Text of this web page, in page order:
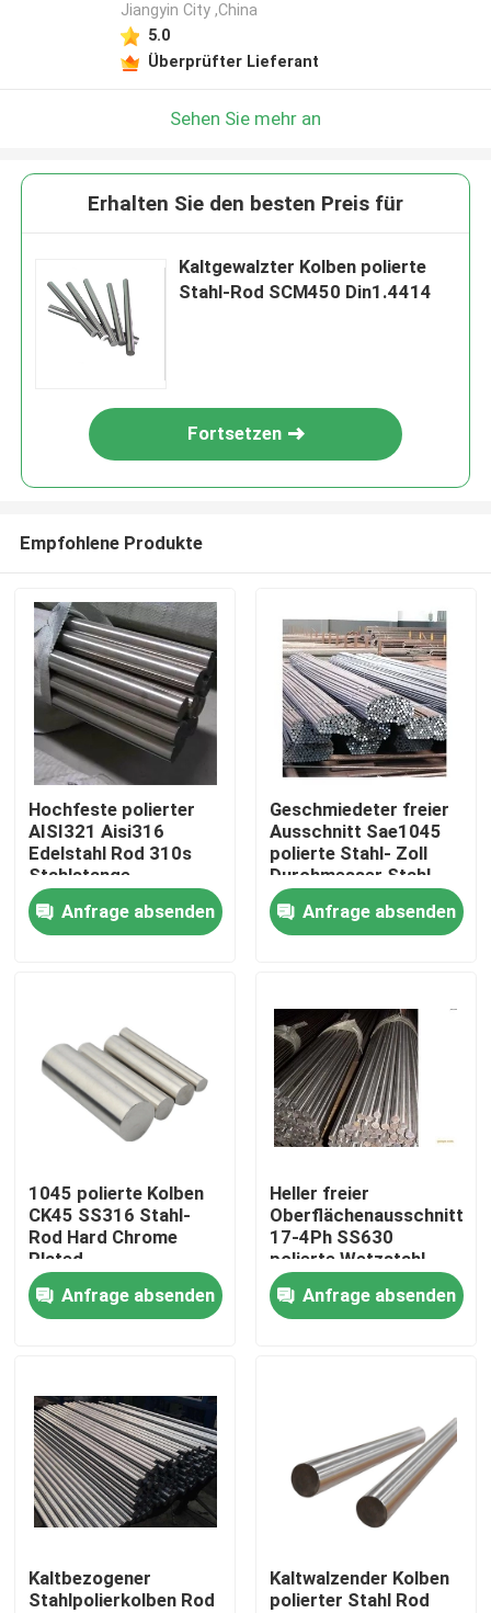
Über uns
Kontakte
Produkte
Geschmiedete Stahlprodukte
Geschmiedete Stahlwellen
Geschmiedete Stahlringe
Geschmiedeter Stahlblock
Geschmiedete Ärmel
Geschmiedete Gang-freie Räume
Jiangyin City ,China
5.0
Überprüfter Lieferant
Sehen Sie mehr an
Erhalten Sie den besten Preis für
Kaltgewalzter Kolben polierte
Stahl-Rod SCM450 Din1.4414
Fortsetzen
Empfohlene Produkte
Hochfeste polierter
AISI321 Aisi316
Edelstahl Rod 310s
Stahlstange
Anfrage absenden
Geschmiedeter freier
Ausschnitt Sae1045
polierte Stahl- Zoll
Durchmesser Stahl-
Rod Rod 1
Anfrage absenden
1045 polierte Kolben
CK45 SS316 Stahl-
Rod Hard Chrome
Plated
Anfrage absenden
Heller freier
Oberflächenausschnitt
17-4Ph SS630
polierte Wetzstahl-
Rundeisen
Anfrage absenden
Kaltbezogener
Stahlpolierkolben Rod
Kaltwalzender Kolben
polierter Stahl Rod